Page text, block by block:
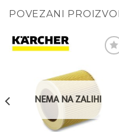
POVEZANI
NEMA NA ZALIHI